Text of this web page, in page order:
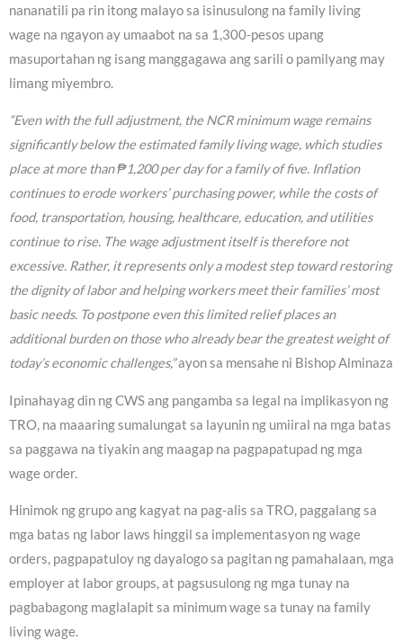
nananatili pa rin itong malayo sa isinusulong na family living
wage na ngayon ay umaabot na sa 1,300-pesos upang
masuportahan ng isang manggagawa ang sarili o pamilyang may
limang miyembro.
“Even with the full adjustment, the NCR minimum wage remains
significantly below the estimated family living wage, which studies
place at more than ₱1,200 per day for a family of five. Inflation
continues to erode workers’ purchasing power, while the costs of
food, transportation, housing, healthcare, education, and utilities
continue to rise. The wage adjustment itself is therefore not
excessive. Rather, it represents only a modest step toward restoring
the dignity of labor and helping workers meet their families’ most
basic needs. To postpone even this limited relief places an
additional burden on those who already bear the greatest weight of
today’s economic challenges,”ayon sa mensahe ni Bishop Alminaza
Ipinahayag din ng CWS ang pangamba sa legal na implikasyon ng
TRO, na maaaring sumalungat sa layunin ng umiiral na mga batas
sa paggawa na tiyakin ang maagap na pagpapatupad ng mga
wage order.
Hinimok ng grupo ang kagyat na pag-alis sa TRO, paggalang sa
mga batas ng labor laws hinggil sa implementasyon ng wage
orders, pagpapatuloy ng dayalogo sa pagitan ng pamahalaan, mga
employer at labor groups, at pagsusulong ng mga tunay na
pagbabagong maglalapit sa minimum wage sa tunay na family
living wage.